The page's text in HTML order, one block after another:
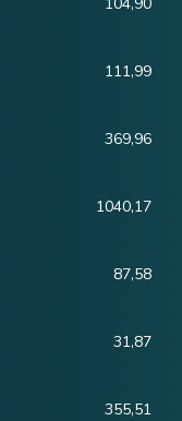
111,99
369,96
1040,17
87,58
31,87
355,51